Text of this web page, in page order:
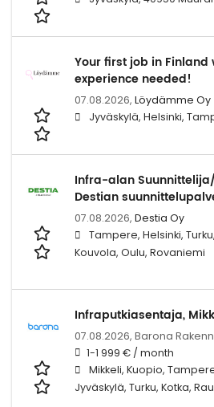
Your first job in
experience needed!
07.08.2026, Löydämme Oy
Jyväskylä, Helsinki,
Infra-alan
Destian
07.08.2026, Destia Oy
Tampere, Helsinki,
Kouvola, Oulu, Rovaniemi
Infraputkiasentaja,
07.08.2026, Barona
1-1 999 € / month
Mikkeli, Kuopio,
Jyväskylä, Turku, Kotka,